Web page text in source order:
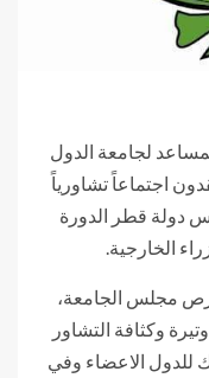
لجامعة الدول
اجتماعاً تشاورياً
دولة قطر الدورة
الخارجية.
مجلس الجامعة،
وكثافة التشاور
للدول الاعضاء وفي